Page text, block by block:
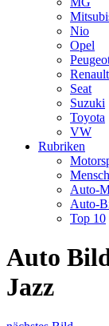
Nio
Opel
Renault
Seat
Suzuki
Toyota
VW
Rubriken
Auto-
Auto-
Top 10
Auto
Jazz